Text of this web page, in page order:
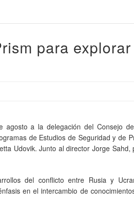
para explorar
agosto a la delegación del Consejo
de Estudios de Seguridad y de
Udovik. Junto al director Jorge Sahd,
del conflicto entre Rusia y
en el intercambio de